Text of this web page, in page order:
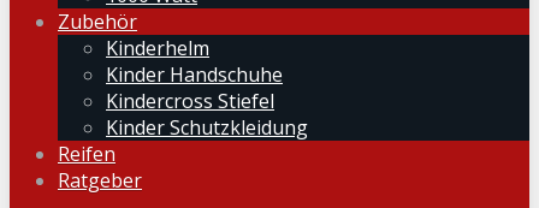
Zubehör
Kinderhelm
Kinder Handschuhe
Kindercross Stiefel
Kinder Schutzkleidung
Reifen
Ratgeber